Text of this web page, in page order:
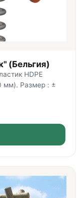
(Бельгия)
HDPE
мм). Размер : ±